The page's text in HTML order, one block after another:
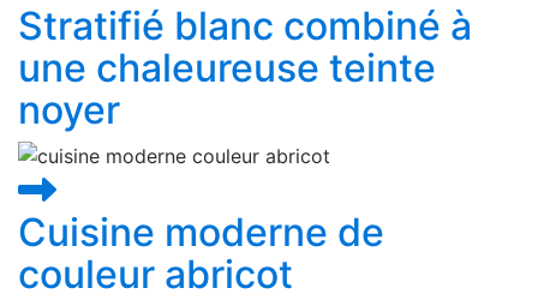
Stratifié blanc combiné à
une chaleureuse teinte
noyer
Cuisine moderne de
couleur abricot